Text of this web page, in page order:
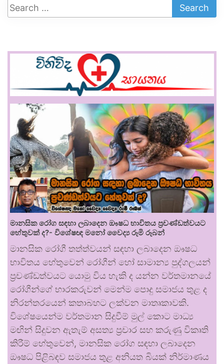
මානසික රෝග සඳහා ලබාදෙන ඖෂධ භාවිතය ප්‍රචණ්ඩත්වයට
හේතුවක් ද?- විශේෂඥ මනෝ වෛද්‍ය රූමි රූබන්
මානසික රෝගී තත්ත්වයන් සඳහා ලබාදෙන ඖෂධ
භාවිතය හේතුවෙන් රෝගීන් හෝ සාමාන්‍ය පුද්ගලයන්
ප්‍රචණ්ඩත්වයට යොමු විය හැකි ද යන්න වර්තමානයේ
රෝගීන්ගේ භාරකරුවන් මෙන්ම පොදු සමාජය තුළ ද
නිරන්තරයෙන් කතාබහට ලක්වන මාතෘකාවකි.
විශේෂයෙන්ම වර්තමාන සිදුවීම් මුල් කොට මාධ්‍ය
මඟින් සිදුවන ඇතැම් අසත්‍ය ප්‍රචාර සහ කරුණු විකෘති
කිරීම් හේතුවෙන්, මානසික රෝග සඳහා ලබාදෙන
ඖෂධ පිළිබඳව සමාජය තුළ අනියත බියක් නිර්මාණය